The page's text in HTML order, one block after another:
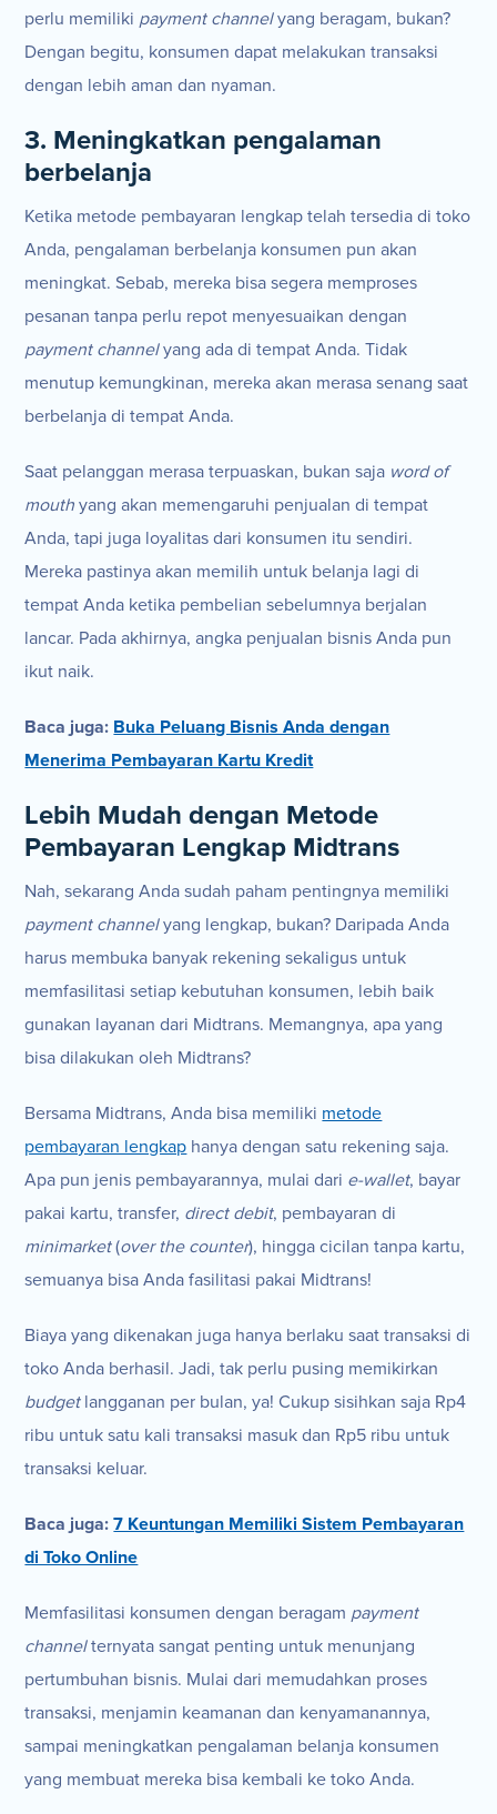
perlu memiliki payment channelyang beragam, bukan?
Dengan begitu, konsumen dapat melakukan transaksi
dengan lebih aman dan nyaman.
3. Meningkatkan pengalaman
berbelanja
Ketika metode pembayaran lengkap telah tersedia di toko
Anda, pengalaman berbelanja konsumen pun akan
meningkat. Sebab, mereka bisa segera memproses
pesanan tanpa perlu repot menyesuaikan dengan
payment channelyang ada di tempat Anda. Tidak
menutup kemungkinan, mereka akan merasa senang saat
berbelanja di tempat Anda.
Saat pelanggan merasa terpuaskan, bukan saja word of
mouthyang akan memengaruhi penjualan di tempat
Anda, tapi juga loyalitas dari konsumen itu sendiri.
Mereka pastinya akan memilih untuk belanja lagi di
tempat Anda ketika pembelian sebelumnya berjalan
lancar. Pada akhirnya, angka penjualan bisnis Anda pun
ikut naik.
Baca juga: Buka Peluang Bisnis Anda dengan
Menerima Pembayaran Kartu Kredit
Lebih Mudah dengan Metode
Pembayaran Lengkap Midtrans
Nah, sekarang Anda sudah paham pentingnya memiliki
payment channelyang lengkap, bukan? Daripada Anda
harus membuka banyak rekening sekaligus untuk
memfasilitasi setiap kebutuhan konsumen, lebih baik
gunakan layanan dari Midtrans. Memangnya, apa yang
bisa dilakukan oleh Midtrans?
Bersama Midtrans, Anda bisa memiliki metode
pembayaran lengkap hanya dengan satu rekening saja.
Apa pun jenis pembayarannya, mulai dari e-wallet, bayar
pakai kartu, transfer, direct debit, pembayaran di
minimarket(over the counter), hingga cicilan tanpa kartu,
semuanya bisa Anda fasilitasi pakai Midtrans!
Biaya yang dikenakan juga hanya berlaku saat transaksi di
toko Anda berhasil. Jadi, tak perlu pusing memikirkan
budget langganan per bulan, ya! Cukup sisihkan saja Rp4
ribu untuk satu kali transaksi masuk dan Rp5 ribu untuk
transaksi keluar.
Baca juga:7 Keuntungan Memiliki Sistem Pembayaran
di Toko Online
Memfasilitasi konsumen dengan beragam payment
channelternyata sangat penting untuk menunjang
pertumbuhan bisnis. Mulai dari memudahkan proses
transaksi, menjamin keamanan dan kenyamanannya,
sampai meningkatkan pengalaman belanja konsumen
yang membuat mereka bisa kembali ke toko Anda.